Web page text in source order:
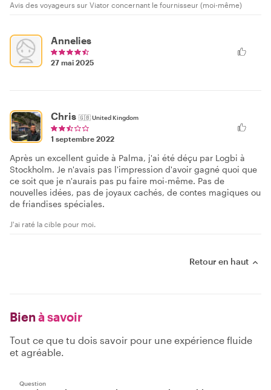
Avis des voyageurs sur Viator concernant le fournisseur (moi-même)
Annelies
27 mai 2025
Chris 🇬🇧United Kingdom
1 septembre 2022
Après un excellent guide à Palma, j'ai été déçu par Logbi à
Stockholm. Je n'avais pas l'impression d'avoir gagné quoi que
ce soit que je n'aurais pas pu faire moi-même. Pas de
nouvelles idées, pas de joyaux cachés, de contes magiques ou
de friandises spéciales.
J'ai raté la cible pour moi.
Retour en haut
Bien à savoir
Tout ce que tu dois savoir pour une expérience fluide
et agréable.
Question